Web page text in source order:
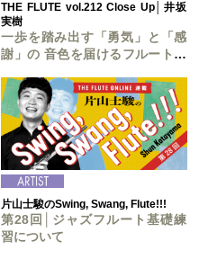
THE FLUTE vol.212 Close Up│井坂
実樹
一歩を踏み出す「勇気」と「感
謝」の 音色を届けるフルートリ
片山士駿のSwing, Swang, Flute!!!
第28回│ジャズフルート基礎練
習について